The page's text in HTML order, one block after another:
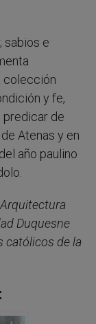
sabios e
colección
y fe,
predicar de
Atenas y en
año paulino
Duquesne
católicos de la